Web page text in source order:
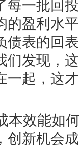
每一批回
的盈利水
债表的回
们发现，
一起，这
本效能如
创新机会